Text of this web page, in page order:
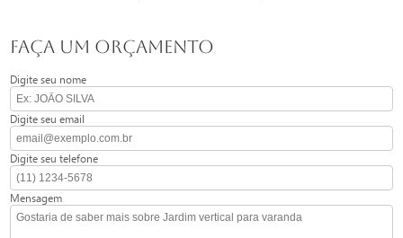
FAÇA UM ORÇAMENTO
Digite seu nome
Digite seu email
Digite seu telefone
Mensagem